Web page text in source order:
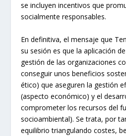
se incluyen incentivos que
socialmente responsables.
En definitiva, el mensaje que
su sesión es que la aplicación
gestión de las organizaciones
conseguir unos beneficios
ético) que aseguren la gestión
(aspecto económico) y el
comprometer los recursos del
socioambiental). Se trata, por
equilibrio triangulando costes,